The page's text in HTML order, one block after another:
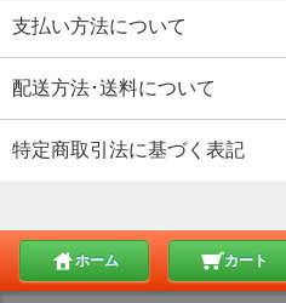
支払い方法について
配送方法･送料について
特定商取引法に基づく表記
ホーム カート